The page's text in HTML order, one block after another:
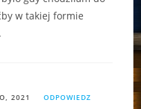
w takiej formie
2021 ODPOWIEDZ